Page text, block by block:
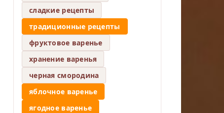
сладкие рецепты
традиционные рецепты
фруктовое варенье
хранение варенья
черная смородина
яблочное варенье
ягодное варенье